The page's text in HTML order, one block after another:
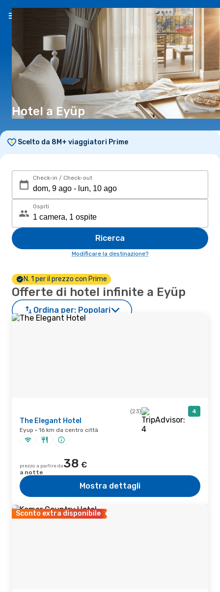
IT(€)
Hotel a Eyüp
Scelto da 8M+ viaggiatori Prime
Check-in / Check-out
Ospiti
Ricerca
Modificare la destinazione?
N. 1 per il prezzo con Prime
Offerte di hotel infinite a Eyüp
Ordina per: Popolari
(23) 4
The Elegant Hotel
Eyup · 16 km da centro città
prezzo a partire da38 €
a notte
Mostra dettagli
Sconto extra disponibile